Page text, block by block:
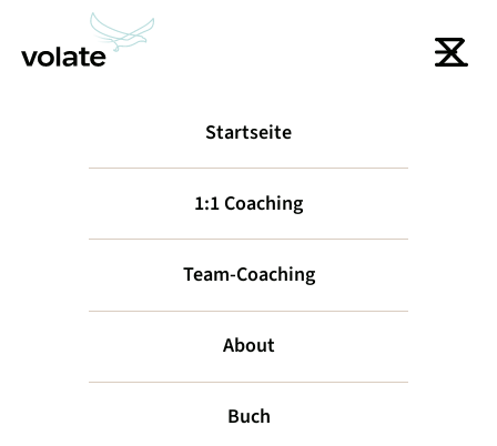
Startseite
1:1 Coaching
Team-Coaching
About
Buch